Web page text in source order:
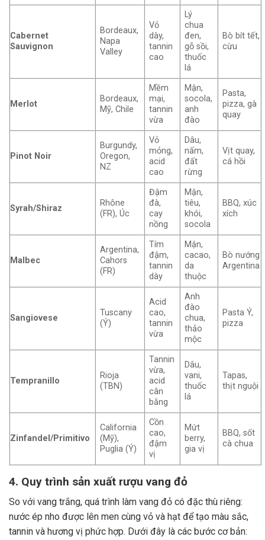
Cabernet
Sauvignon
Bordeaux,
Napa
Valley
Vỏ
dày,
tannin
cao
Lý
chua
đen,
gỗ sồi,
thuốc
lá
Bò bít tết,
cừu
Merlot
Bordeaux,
Mỹ, Chile
Mềm
mại,
tannin
vừa
Mận,
socola,
anh
đào
Pasta,
pizza, gà
quay
Pinot Noir
Burgundy,
Oregon,
NZ
Vỏ
mỏng,
acid
cao
Dâu,
nấm,
đất
rừng
Vịt quay,
cá hồi
Syrah/Shiraz
Rhône
(FR), Úc
Đậm
đà,
cay
nồng
Mận,
tiêu,
khói,
socola
BBQ, xúc
xích
Malbec
Argentina,
Cahors
(FR)
Tím
đậm,
tannin
dày
Mận,
cacao,
da
thuộc
Bò nướng
Argentina
Sangiovese
Tuscany
(Ý)
Acid
cao,
tannin
vừa
Anh
đào
chua,
thảo
mộc
Pasta Ý,
pizza
Tempranillo
Rioja
(TBN)
Tannin
vừa,
acid
cân
bằng
Dâu,
vani,
thuốc
lá
Tapas,
thịt nguội
Zinfandel/Primitivo
California
(Mỹ),
Puglia (Ý)
Cồn
cao,
đậm
vị
Mứt
berry,
gia vị
BBQ, sốt
cà chua
4. Quy trình sản xuất rượu vang đỏ
So với vang trắng, quá trình làm vang đỏ có đặc thù riêng:
nước ép nho được lên men cùng vỏ và hạt để tạo màu sắc,
tannin và hương vị phức hợp. Dưới đây là các bước cơ bản: